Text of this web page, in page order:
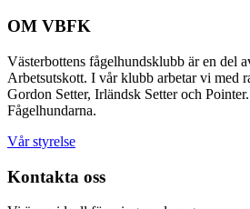
Footer
OM VBFK
Västerbottens fågelhundsklubb är en del
Arbetsutskott. I vår klubb arbetar vi med
Gordon Setter, Irländsk Setter och
Fågelhundarna.
Vår styrelse
Kontakta oss